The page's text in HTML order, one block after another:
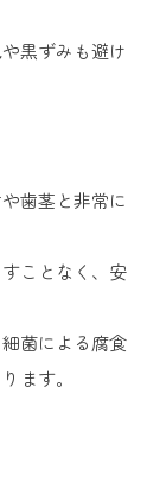
黒ずみも避け
歯茎と非常に
ことなく、安
菌による腐食
ます。